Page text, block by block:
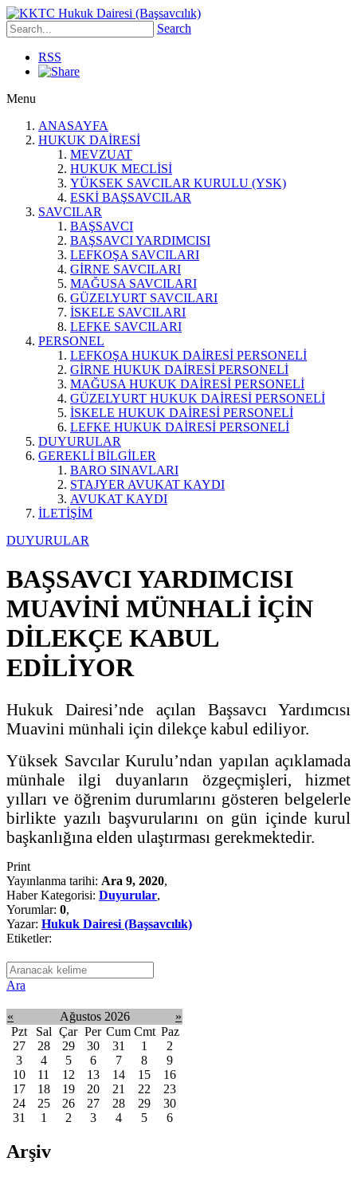
Search
RSS
Menu
ANASAYFA
HUKUK DAİRESİ
MEVZUAT
HUKUK MECLİSİ
YÜKSEK SAVCILAR KURULU (YSK)
ESKİ BAŞSAVCILAR
SAVCILAR
BAŞSAVCI
BAŞSAVCI YARDIMCISI
LEFKOŞA SAVCILARI
GİRNE SAVCILARI
MAĞUSA SAVCILARI
GÜZELYURT SAVCILARI
İSKELE SAVCILARI
LEFKE SAVCILARI
PERSONEL
LEFKOŞA HUKUK DAİRESİ PERSONELİ
GİRNE HUKUK DAİRESİ PERSONELİ
MAĞUSA HUKUK DAİRESİ PERSONELİ
GÜZELYURT HUKUK DAİRESİ PERSONELİ
İSKELE HUKUK DAİRESİ PERSONELİ
LEFKE HUKUK DAİRESİ PERSONELİ
DUYURULAR
GEREKLİ BİLGİLER
BARO SINAVLARI
STAJYER AVUKAT KAYDI
AVUKAT KAYDI
İLETİŞİM
DUYURULAR
BAŞSAVCI YARDIMCISI
MUAVİNİ MÜNHALİ İÇİN
DİLEKÇE KABUL
EDİLİYOR
Hukuk Dairesi’nde açılan Başsavcı Yardımcısı
Muavini münhali için dilekçe kabul ediliyor.
Yüksek Savcılar Kurulu’ndan yapılan açıklamada
münhale ilgi duyanların özgeçmişleri, hizmet
yılları ve öğrenim durumlarını gösteren belgelerle
birlikte yazılı başvurularını on gün içinde kurul
başkanlığına elden ulaştırması gerekmektedir.
Print
Yayınlanma tarihi: Ara 9, 2020,
Haber Kategorisi: Duyurular,
Yorumlar: 0,
Yazar: Hukuk Dairesi (Başsavcılık)
Etiketler:
Ara
« Ağustos 2026
»
Pzt
Sal Çar Per Cum Cmt Paz
27
28 29 30 31 1
2
3
4 5 6 7 8
9
10
11 12 13 14 15
16
17
18 19 20 21 22
23
24
25 26 27 28 29
30
31
1 2 3 4 5 6
Arşiv